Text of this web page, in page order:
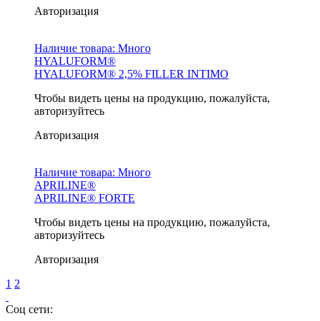
Авторизация
Наличие товара: Много
HYALUFORM®
HYALUFORM® 2,5% FILLER INTIMO
Чтобы видеть цены на продукцию, пожалуйста,
авторизуйтесь
Авторизация
Наличие товара: Много
APRILINE®
APRILINE® FORTE
Чтобы видеть цены на продукцию, пожалуйста,
авторизуйтесь
Авторизация
1 2
Соц сети: